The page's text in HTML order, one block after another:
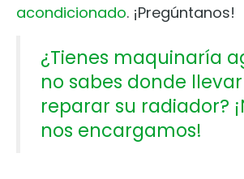
acondicionado. ¡Pregúntanos!
¿Tienes maquinaría
no sabes donde
reparar su radiador?
nos encargamos!